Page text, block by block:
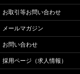
お取引等お問い合わせ
メールマガジン
お問い合わせ
採用ページ（求人情報）